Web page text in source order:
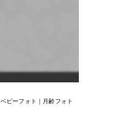
ベビーフォト｜月齢フォト